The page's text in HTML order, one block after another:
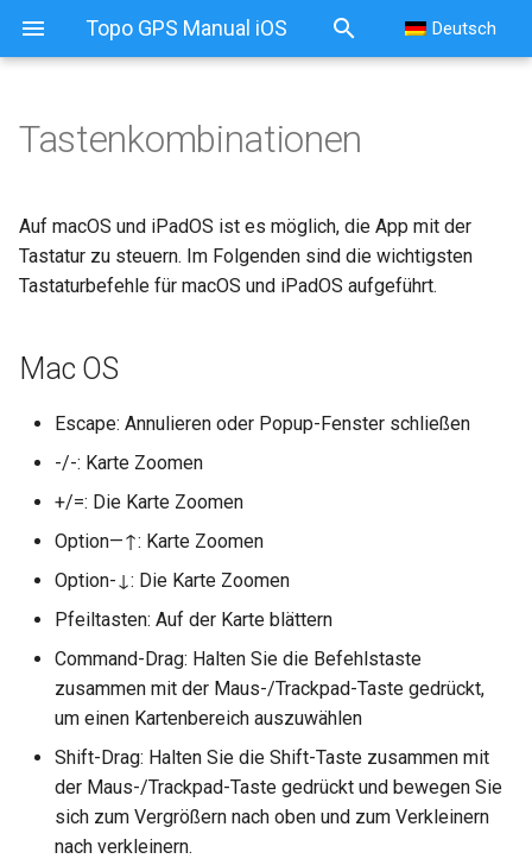
Topo GPS Manual iOS Deutsch
Mac OS
Tastenkombinationen
Auf macOS und iPadOS ist es möglich, die App mit der
Tastatur zu steuern. Im Folgenden sind die wichtigsten
Tastaturbefehle für macOS und iPadOS aufgeführt.
Mac OS
Escape: Annulieren oder Popup-Fenster schließen
-/-: Karte Zoomen
+/=: Die Karte Zoomen
Option—↑: Karte Zoomen
Option-↓: Die Karte Zoomen
Pfeiltasten: Auf der Karte blättern
Command-Drag: Halten Sie die Befehlstaste
zusammen mit der Maus-/Trackpad-Taste gedrückt,
um einen Kartenbereich auszuwählen
Shift-Drag: Halten Sie die Shift-Taste zusammen mit
der Maus-/Trackpad-Taste gedrückt und bewegen Sie
sich zum Vergrößern nach oben und zum Verkleinern
nach verkleinern.